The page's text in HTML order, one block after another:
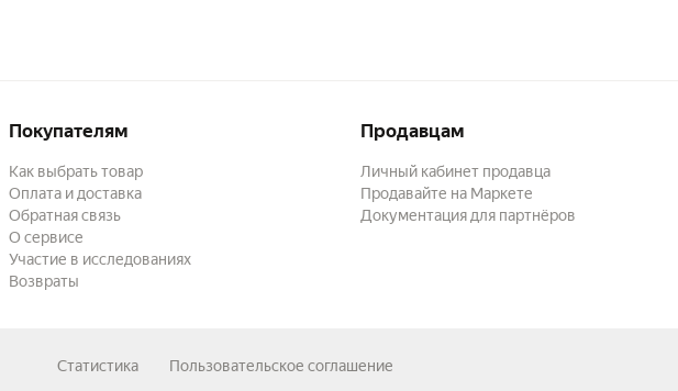
Покупателям
Как выбрать товар
Оплата и доставка
Обратная связь
О сервисе
Участие в исследованиях
Возвраты
Продавцам
Личный кабинет продавца
Продавайте на Маркете
Документация для партнёров
Статистика Пользовательское соглашение